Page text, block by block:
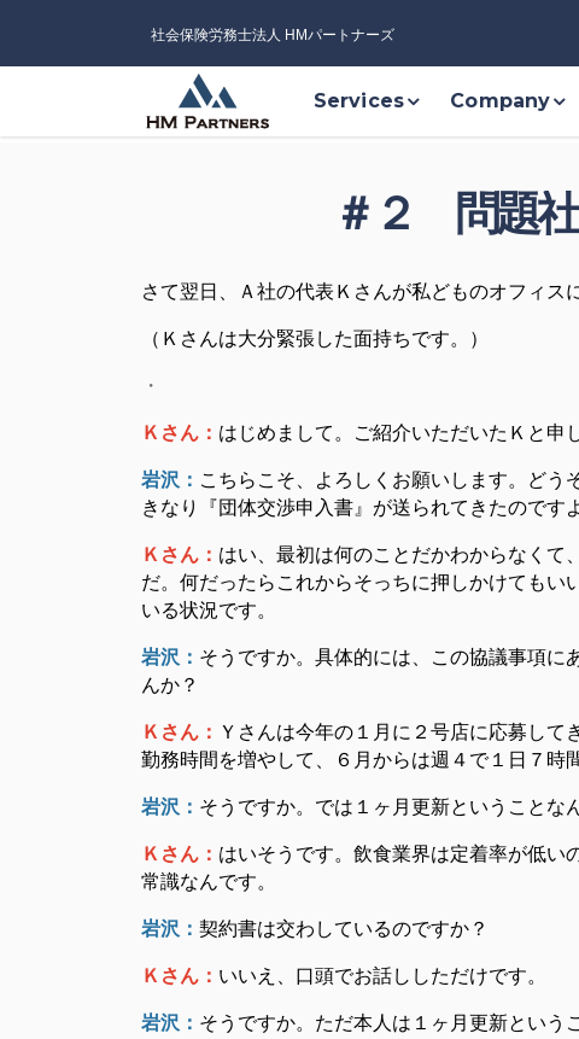
社会保険労務士法人 HMパートナーズ
Services Company
＃２ 問題
さて翌日、Ａ社の代表Ｋさんが私どものオフィス
（Ｋさんは大分緊張した面持ちです。）
・
Ｋさん： はじめまして。ご紹介いただいたＫと申
岩沢： こちらこそ、よろしくお願いします。どう
きなり『団体交渉申入書』が送られてきたのです
Ｋさん： はい、最初は何のことだかわからなくて
だ。何だったらこれからそっちに押しかけてもい
いる状況です。
岩沢： そうですか。具体的には、この協議事項に
んか？
Ｋさん： Ｙさんは今年の１月に２号店に応募し
勤務時間を増やして、６月からは週４で１日７時
岩沢： そうですか。では１ヶ月更新ということな
Ｋさん： はいそうです。飲食業界は定着率が低い
常識なんです。
岩沢： 契約書は交わしているのですか？
Ｋさん： いいえ、口頭でお話ししただけです。
岩沢： そうですか。ただ本人は１ヶ月更新という